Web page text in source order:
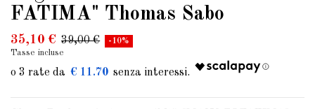
FATIMA" Thomas Sabo
35,10 € 39,00 € -10%
Tasse incluse
€ 11.70